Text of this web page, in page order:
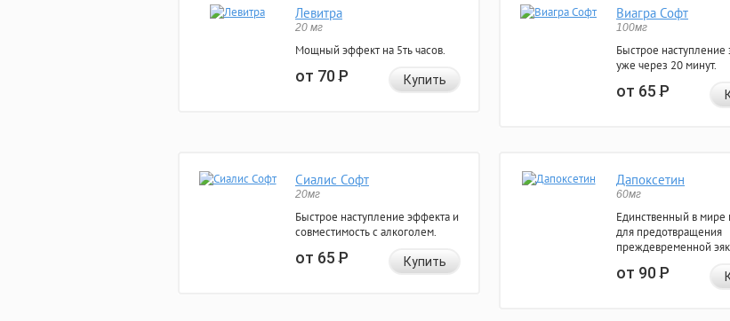
Левитра
20 мг
Мощный эффект на 5ть часов.
от 70Р Купить
Виагра Софт
100мг
Быстрое наступление
уже через 20 минут.
от 65Р
Сиалис Софт
20мг
Быстрое наступление эффекта и
совместимость с алкоголем.
от 65Р Купить
Дапоксетин
60мг
Единственный в мире
для предотвращения
преждевременной
от 90Р